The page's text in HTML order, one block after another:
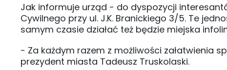
Jak informuje urząd - do dyspozycji
Cywilnego przy ul. J.K. Branickiego 3/5. Te
samym czasie działać też będzie miejska
- Za każdym razem z możliwości załatwienia
prezydent miasta Tadeusz Truskolaski.